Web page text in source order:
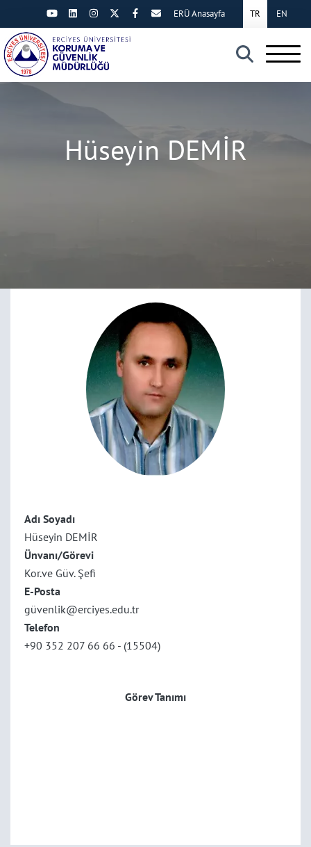
×
TR EN
ERÜ Anasayfa
Hüseyin DEMİR
Adı Soyadı
Hüseyin DEMİR
Ünvanı/Görevi
Kor.ve Güv. Şefi
E-Posta
güvenlik@erciyes.edu.tr
Telefon
+90 352 207 66 66 - (15504)
Görev Tanımı